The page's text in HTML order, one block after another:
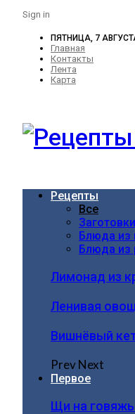
Sign in
ПЯТНИЦА, 7
Главная
Контакты
Лента
Карта
Рецепты
Все
Заготовки
Блюда из
Блюда из
Лимонад из
Ленивая
Вишнёвый
PrevNext
Первое
Щи на